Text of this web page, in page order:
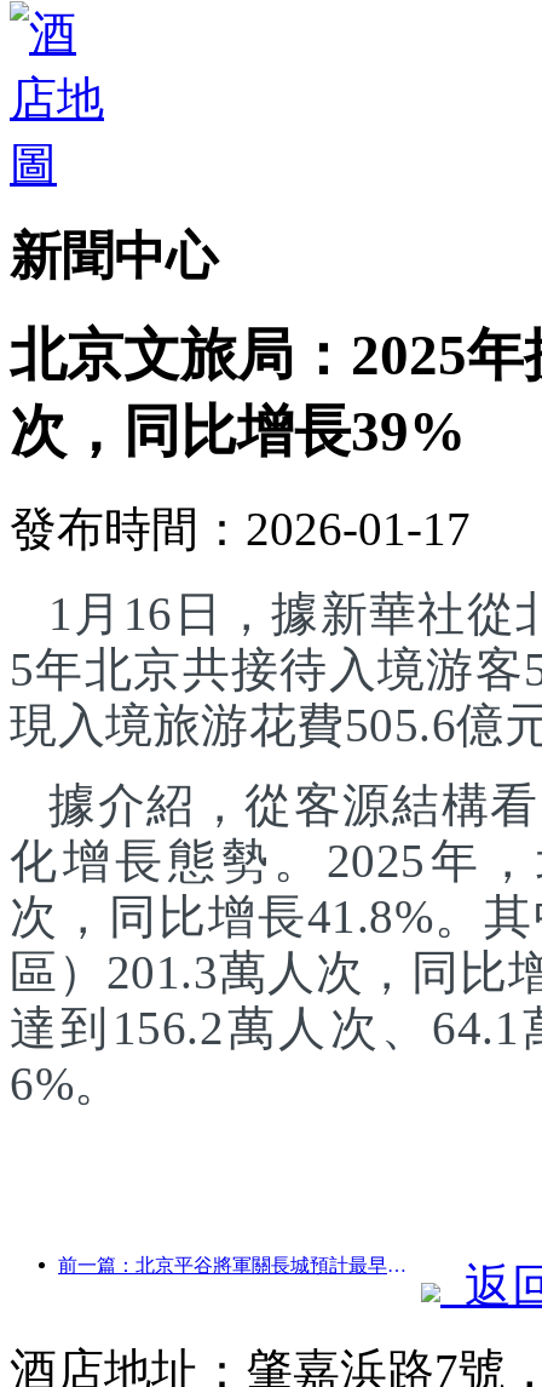
新聞中心
北京文旅局：2025
次，同比增長39%
發布時間：2026-01-17
1月16日，據新華社從
5年北京共接待入境游客
現入境旅游花費505.6億
據介紹，從客源結構
化增長態勢。2025年
次，同比增長41.8%。
區）201.3萬人次，同比
達到156.2萬人次、
6%。
前一篇：北京平谷將軍關長城預計最早于2026年底開門迎客
返
酒店地址：肇嘉浜路7號